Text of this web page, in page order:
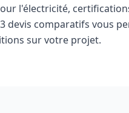
l'électricité,
devis comparatifs vous
sur votre projet.